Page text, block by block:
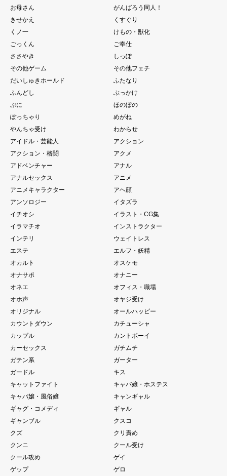
お母さん
がんばろう同人！
きせかえ
くすぐり
くノ一
けもの・獣化
ごっくん
ご奉仕
ささやき
しっぽ
その他ゲーム
その他フェチ
だいしゅきホールド
ふたなり
ふんどし
ぶっかけ
ぷに
ほのぼの
ぽっちゃり
めがね
やんちゃ受け
わからせ
アイドル・芸能人
アクション
アクション・格闘
アクメ
アドベンチャー
アナル
アナルセックス
アニメ
アニメキャラクター
アヘ顔
アンソロジー
イタズラ
イチオシ
イラスト・CG集
イラマチオ
インストラクター
インテリ
ウェイトレス
エステ
エルフ・妖精
オカルト
オスケモ
オナサポ
オナニー
オネエ
オフィス・職場
オホ声
オヤジ受け
オリジナル
オールハッピー
カウントダウン
カチューシャ
カップル
カントボーイ
カーセックス
ガチムチ
ガテン系
ガーター
ガードル
キス
キャットファイト
キャバ嬢・ホステス
キャバ嬢・風俗嬢
キャンギャル
ギャグ・コメディ
ギャル
ギャンブル
クスコ
クズ
クリ責め
クンニ
クール受け
クール攻め
ゲイ
ゲップ
ゲロ